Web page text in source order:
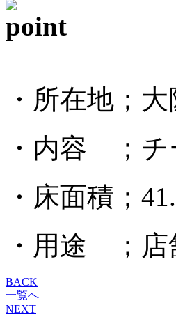
・所在地；
・内容 ；チ
・床面積；
・用途 ；店
BACK
一覧へ
NEXT